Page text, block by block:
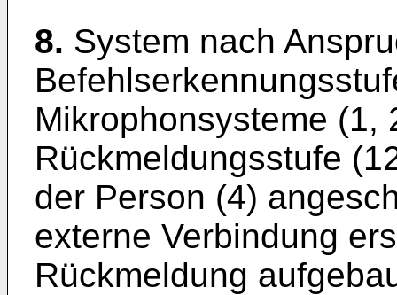
8. System nach
Mikrophonsysteme (1,
Rückmeldungsstufe
der Person (4)
externe Verbindung
Rückmeldung